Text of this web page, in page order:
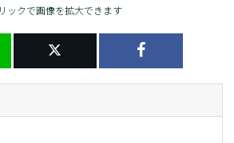
ックで画像を拡大できます